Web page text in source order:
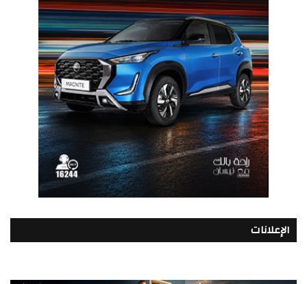
الإعلانات